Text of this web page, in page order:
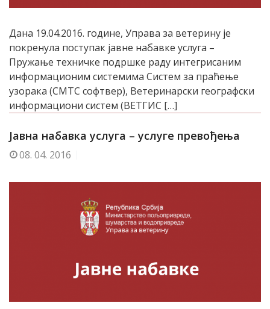
Дана 19.04.2016. године, Управа за ветерину је
покренула поступак јавне набавке услуга –
Пружање техничке подршке раду интегрисаним
информационим системима Систем за праћење
узорака (СМТС софтвер), Ветеринарски географски
информациони систем (ВЕТГИС […]
Јавна набавка услуга – услуге превођења
08. 04. 2016